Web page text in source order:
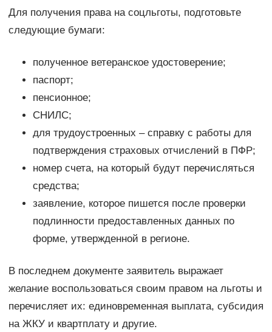
Для получения права на соцльготы, подготовьте
следующие бумаги:
полученное ветеранское удостоверение;
паспорт;
пенсионное;
СНИЛС;
для трудоустроенных – справку с работы для
подтверждения страховых отчислений в ПФР;
номер счета, на который будут перечисляться
средства;
заявление, которое пишется после проверки
подлинности предоставленных данных по
форме, утвержденной в регионе.
В последнем документе заявитель выражает
желание воспользоваться своим правом на льготы и
перечисляет их: единовременная выплата, субсидия
на ЖКУ и квартплату и другие.